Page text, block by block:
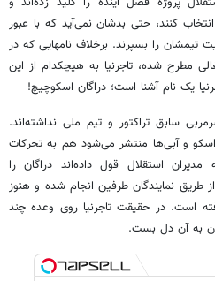
کنند، حتی بدشان نمی‌آید که با عبور
را بسپرند. برخلاف نامهایی که در
مطرح شده، تاجرنیا به هیچکدام از این
یک نام آشنا است؛ دراگان اسکوچیچ!
سابق تراکتور و تیم ملی نداشته‌اند.
اسکو و آبی‌ها منتشر می‌شود هم به تحرکات
استقلال قول داده‌اند دراگان را
طریق نمایندگان طرفین انجام شده و هنوز
است. در حقیقت تاجرنیا روی وعده چند
به آن دل بست.